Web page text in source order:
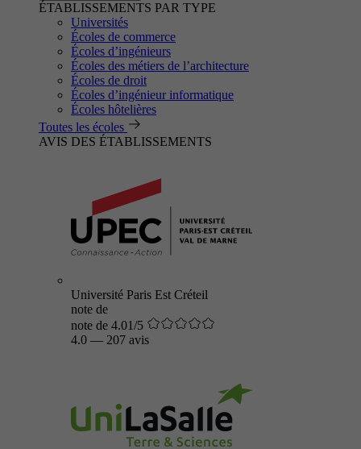
ÉTABLISSEMENTS PAR TYPE
Universités
Écoles de commerce
Écoles d’ingénieurs
Écoles des métiers de l’architecture
Écoles de droit
Écoles d’ingénieur informatique
Écoles hôtelières
Toutes les écoles
AVIS DES ÉTABLISSEMENTS
Université Paris Est Créteil
note de
note de 4.01/5
4.0 — 207 avis